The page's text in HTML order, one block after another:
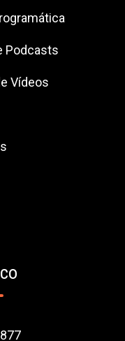
Podcasts
Vídeos